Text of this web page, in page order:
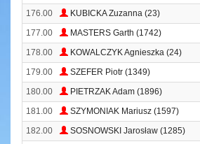
176.00
KUBICKA Zuzanna (23)
177.00 MASTERS Garth (1742)
178.00 KOWALCZYK Agnieszka (24)
179.00 SZEFER Piotr (1349)
180.00 PIETRZAK Adam (1896)
181.00
SZYMONIAK Mariusz (1597)
182.00
SOSNOWSKI Jarosław (1285)